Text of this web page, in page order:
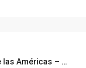
Oficina de 501 m² en Torres de las Américas – Punta Pacífica